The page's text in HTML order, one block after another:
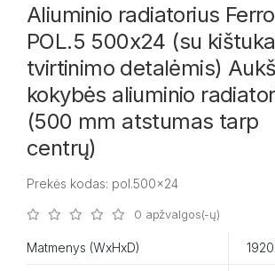
Aliuminio radiatorius
POL.5 500x24 (su
tvirtinimo detalėmis)
kokybės aliuminio
(500 mm atstumas tarp
centrų)
Prekės kodas: pol.500x24
0 apžvalgos(-ų)
Matmenys (WxHxD)